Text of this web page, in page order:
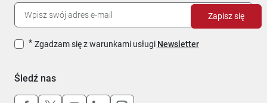
Zgadzam się z warunkami usługi Newsletter
Zapisz się
Śledź nas